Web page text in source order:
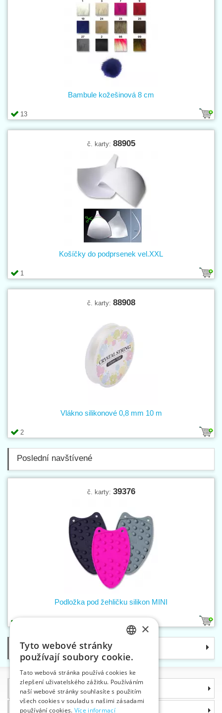
13
Bambule kožešinová 8 cm
č. karty: 88905
1
Košíčky do podprsenek vel.XXL
č. karty: 88908
2
Vlákno silikonové 0,8 mm 10 m
Poslední navštívené
č. karty: 39376
Podložka pod žehličku silikon MINI
Kategorie
Informace
Proč si zvolit právě nás
ENGLISH
GERMAN
×
Tyto webové stránky
používají soubory cookie.
Tato webová stránka používá cookies ke
zlepšení uživatelského zážitku. Používáním
naší webové stránky souhlasíte s použitím
všech cookies v souladu s našimi zásadami
používání cookies. Více informací